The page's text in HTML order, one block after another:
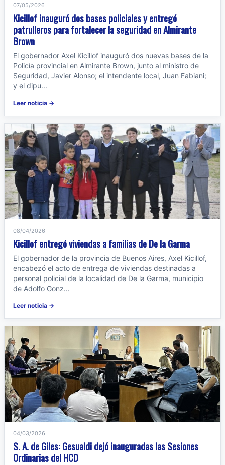
07/05/2026
Kicillof inauguró dos bases policiales y entregó
patrulleros para fortalecer la seguridad en Almirante
Brown
El gobernador Axel Kicillof inauguró dos nuevas bases de la
Policía provincial en Almirante Brown, junto al ministro de
Seguridad, Javier Alonso; el intendente local, Juan Fabiani;
y el dipu...
Leer noticia →
08/04/2026
Kicillof entregó viviendas a familias de De la Garma
El gobernador de la provincia de Buenos Aires, Axel Kicillof,
encabezó el acto de entrega de viviendas destinadas a
personal policial de la localidad de De la Garma, municipio
de Adolfo Gonz...
Leer noticia →
04/03/2026
S. A. de Giles: Gesualdi dejó inauguradas las Sesiones
Ordinarias del HCD